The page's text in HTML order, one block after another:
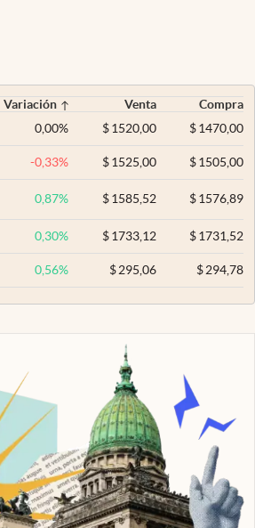
Variación Venta
Compra
0,00% $ 1520,00 $1470,00
-0,33% $ 1525,00 $1505,00
0,87% $ 1585,52 $1576,89
0,30% $ 1733,12 $1731,52
0,56% $ 295,06 $294,78